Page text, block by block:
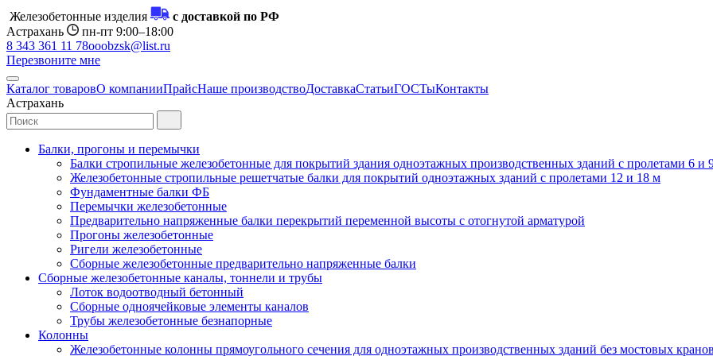
Железобетонные изделия
с доставкой по РФ
Астрахань
пн-пт 9:00–18:00
8 343 361 11 78ooobzsk@list.ru
Перезвоните мне
Каталог товаровО компанииПрайсНаше производствоДоставкаСтатьиГОСТыКонтакты
Астрахань
Балки, прогоны и перемычки
Балки стропильные железобетонные для покрытий здания одноэтажных производственных зданий с пролетами 6
Железобетонные стропильные решетчатые балки для покрытий одноэтажных зданий с пролетами 12 и 18 м
Фундаментные балки ФБ
Перемычки железобетонные
Предварительно напряженные балки перекрытий переменной высоты с отогнутой арматурой
Прогоны железобетонные
Ригели железобетонные
Сборные железобетонные предварительно напряженные балки
Сборные железобетонные каналы, тоннели и трубы
Лоток водоотводный бетонный
Сборные одноячейковые элементы каналов
Трубы железобетонные безнапорные
Колонны
Железобетонные колонны прямоугольного сечения для одноэтажных производственных зданий без мостовых кранов